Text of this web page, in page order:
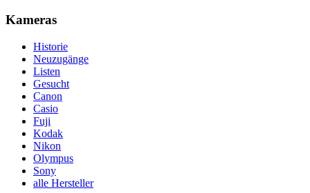
Kameras
Historie
Neuzugänge
Listen
Gesucht
Canon
Casio
Fuji
Kodak
Nikon
Olympus
Sony
alle Hersteller